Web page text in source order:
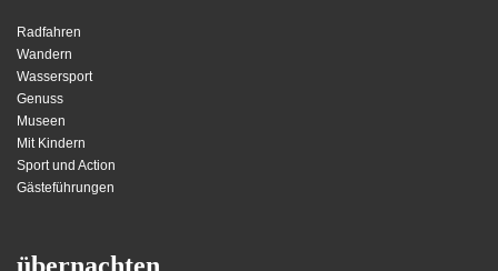
Radfahren
Wandern
Wassersport
Genuss
Museen
Mit Kindern
Sport und Action
Gästeführungen